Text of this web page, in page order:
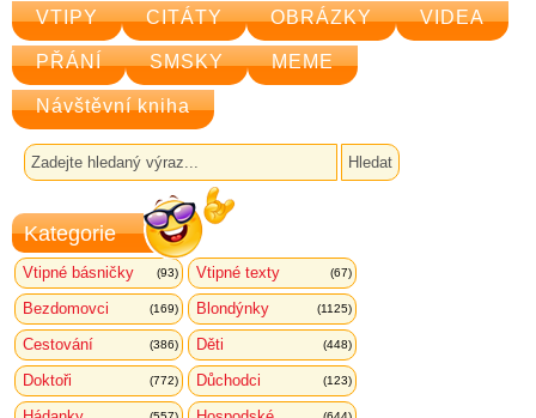
VTIPY CITÁTY OBRÁZKY VIDEA
PŘÁNÍ SMSKY MEME
Návštěvní kniha
Kategorie
Vtipné básničky (93) Vtipné texty (67)
Bezdomovci (169) Blondýnky (1125)
Cestování (386) Děti (448)
Doktoři (772) Důchodci (123)